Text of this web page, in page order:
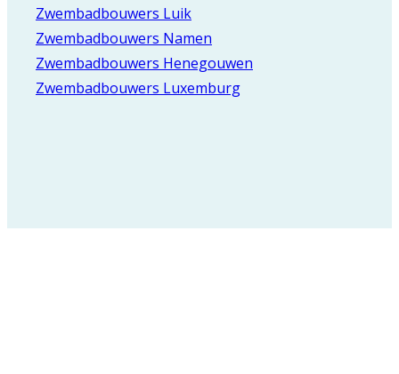
Zwembadbouwers Luik
Zwembadbouwers Namen
Zwembadbouwers Henegouwen
Zwembadbouwers Luxemburg